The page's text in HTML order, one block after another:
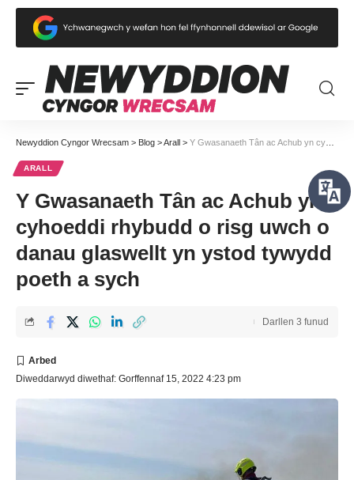
Newyddion Cyngor Wrecsam > Blog >Arall > Y Gwasanaeth Tân ac Achub yn cyhoeddi rhybudd o risg uwch o danau glaswellt yn ystod tywydd poeth a sych
ARALL
Y Gwasanaeth Tân ac Achub yn
cyhoeddi rhybudd o risg uwch o
danau glaswellt yn ystod tywydd
poeth a sych
Diweddarwyd diwethaf: Gorffennaf 15, 2022 4:23 pm
Darllen 3 funud